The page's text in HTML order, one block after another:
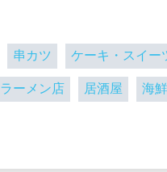
串カツ ケーキ・スイー
ラーメン店 居酒屋 海